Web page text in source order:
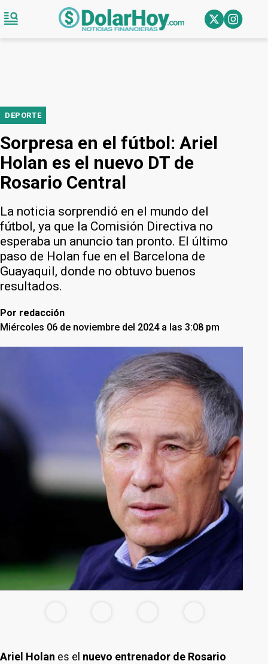
DEPORTE
Sorpresa en el fútbol: Ariel
Holan es el nuevo DT de
Rosario Central
La noticia sorprendió en el mundo del
fútbol, ya que la Comisión Directiva no
esperaba un anuncio tan pronto. El último
paso de Holan fue en el Barcelona de
Guayaquil, donde no obtuvo buenos
resultados.
Por redacción
Miércoles 06 de noviembre del 2024 a las 3:08 pm
Ariel Holan es el nuevo entrenador de Rosario